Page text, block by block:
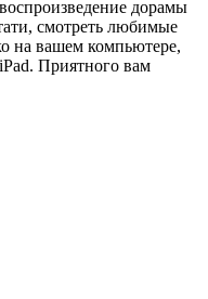
дорамы
смотреть любимые
на вашем компьютере,
Приятного вам